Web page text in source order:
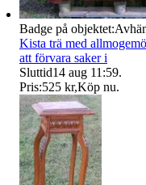
Badge på objektet:
Kista trä med
att förvara saker i
Sluttid14 aug 11:59.
Pris:525 kr,Köp nu.